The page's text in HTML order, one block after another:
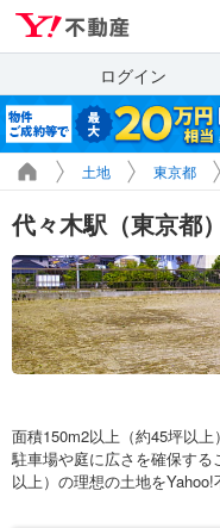
ログイン
土地 東京都
代々木駅（東京都
面積150m2以上（約45坪以
駐車場や庭に広さを確保す
以上）の理想の土地をYahoo!